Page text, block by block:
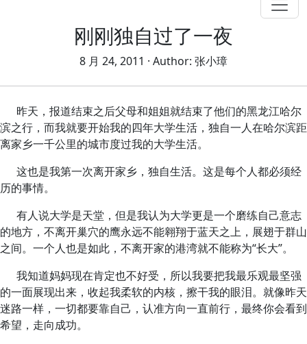
刚刚独自过了一夜
8 月 24, 2011 · Author: 张小璋
昨天，报道结束之后父母和姐姐就结束了他们的黑龙江哈尔
滨之行，而我就要开始我的四年大学生活，独自一人在哈尔滨距
离家乡一千公里的城市度过我的大学生活。
这也是我第一次离开家乡，独自生活。这是每个人都必须经
历的事情。
有人说大学是天堂，但是我认为大学更是一个磨练自己意志
的地方，不离开巢穴的鹰永远不能翱翔于蓝天之上，展翅于群山
之间。一个人也是如此，不离开家的港湾就不能称为“长大”。
我知道妈妈现在肯定也不好受，所以我要把我最乐观最坚强
的一面展现出来，收起我柔软的内核，擦干我的眼泪。就像昨天
迷路一样，一切都要靠自己，认准方向一直前行，最终你会看到
希望，走向成功。